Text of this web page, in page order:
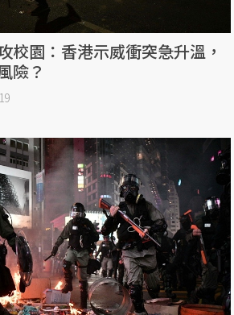
校園：香港示威衝突急升溫，
險？